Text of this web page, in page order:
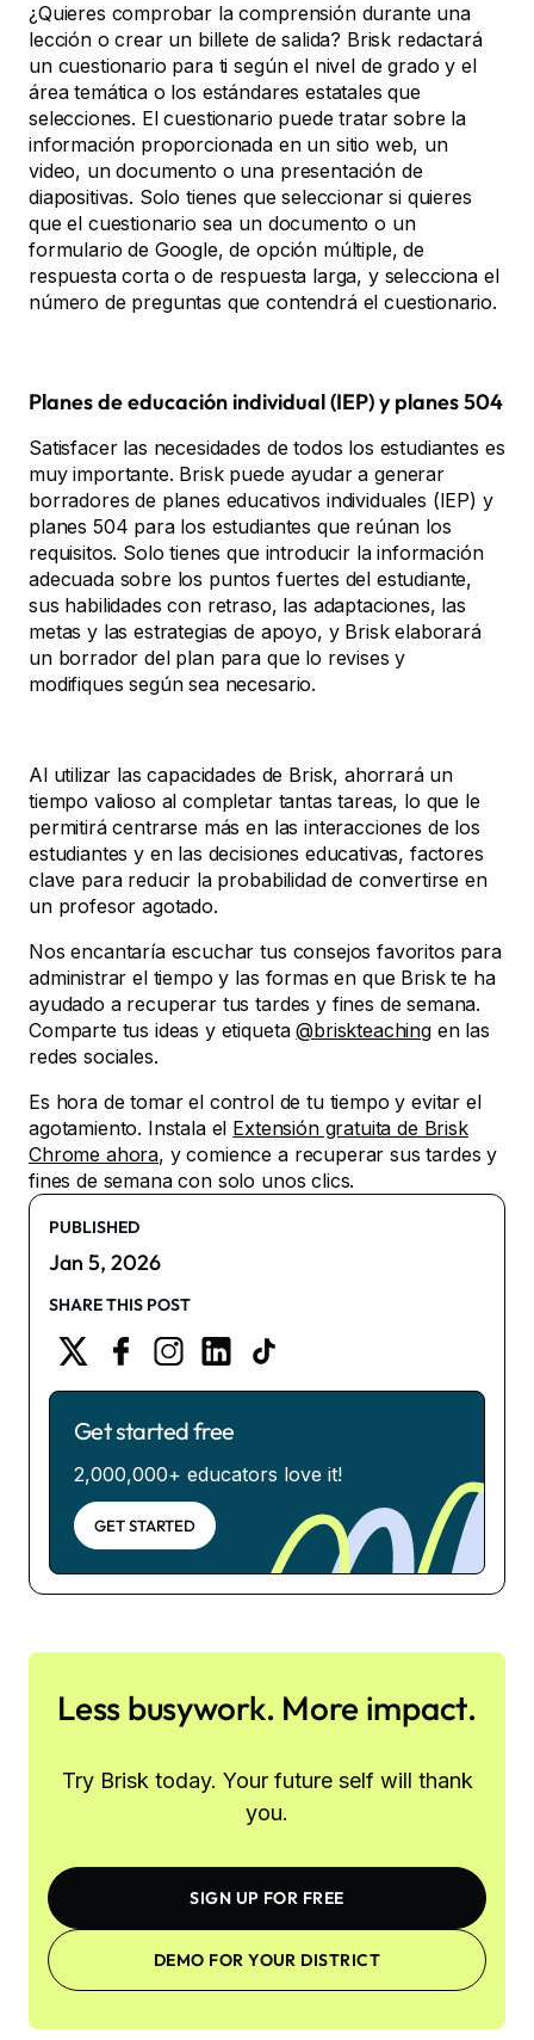
¿Quieres comprobar la comprensión durante una
lección o crear un billete de salida? Brisk redactará
un cuestionario para ti según el nivel de grado y el
área temática o los estándares estatales que
selecciones. El cuestionario puede tratar sobre la
información proporcionada en un sitio web, un
video, un documento o una presentación de
diapositivas. Solo tienes que seleccionar si quieres
que el cuestionario sea un documento o un
formulario de Google, de opción múltiple, de
respuesta corta o de respuesta larga, y selecciona el
número de preguntas que contendrá el cuestionario.
Planes de educación individual (IEP) y planes 504
Satisfacer las necesidades de todos los estudiantes es
muy importante. Brisk puede ayudar a generar
borradores de planes educativos individuales (IEP) y
planes 504 para los estudiantes que reúnan los
requisitos. Solo tienes que introducir la información
adecuada sobre los puntos fuertes del estudiante,
sus habilidades con retraso, las adaptaciones, las
metas y las estrategias de apoyo, y Brisk elaborará
un borrador del plan para que lo revises y
modifiques según sea necesario.
Al utilizar las capacidades de Brisk, ahorrará un
tiempo valioso al completar tantas tareas, lo que le
permitirá centrarse más en las interacciones de los
estudiantes y en las decisiones educativas, factores
clave para reducir la probabilidad de convertirse en
un profesor agotado.
Nos encantaría escuchar tus consejos favoritos para
administrar el tiempo y las formas en que Brisk te ha
ayudado a recuperar tus tardes y fines de semana.
Comparte tus ideas y etiqueta@briskteachingen las
redes sociales.
Es hora de tomar el control de tu tiempo y evitar el
agotamiento. Instala el Extensión gratuita de Brisk
Chrome ahora, y comience a recuperar sus tardes y
fines de semana con solo unos clics.
PUBLISHED
Jan 5, 2026
SHARE THIS POST
Get started free
2,000,000+ educators love it!
GET STARTED
Less busywork. More impact.
Try Brisk today. Your future self will thank
you.
SIGN UP FOR FREE
DEMO FOR YOUR DISTRICT